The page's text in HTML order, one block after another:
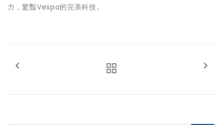
力，驚豔Vespa的完美科技。